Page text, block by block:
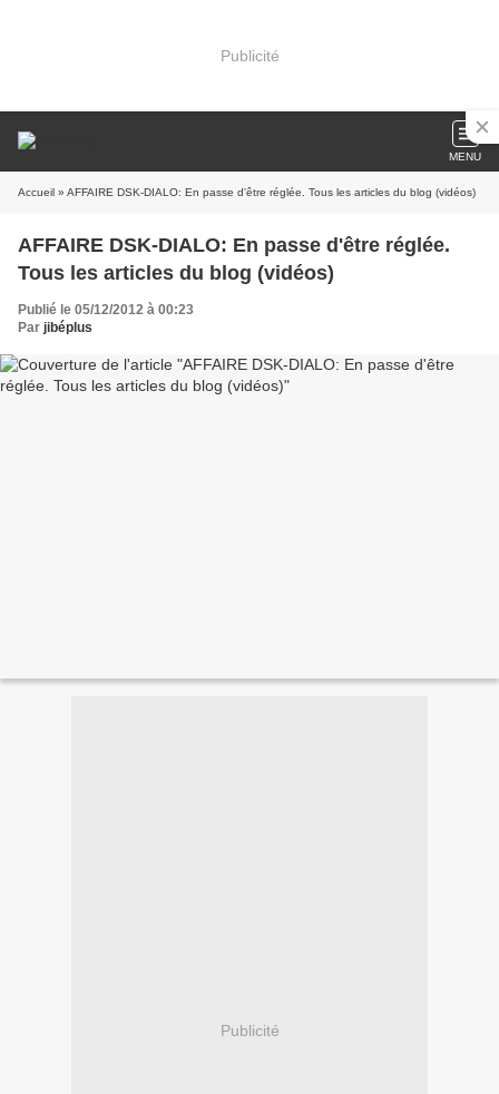
Publicité
MENU
Accueil » AFFAIRE DSK-DIALO: En passe d'être réglée. Tous les articles du blog (vidéos)
AFFAIRE DSK-DIALO: En passe d'être réglée.
Tous les articles du blog (vidéos)
Publié le 05/12/2012 à 00:23
Par jibéplus
Publicité